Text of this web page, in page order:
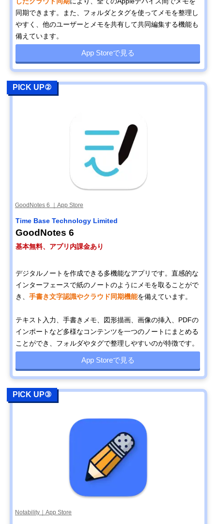
同期できます。また、フォルダとタグを使ってメモを整理し
やすく、他のユーザーとメモを共有して共同編集する機能も
備えています。
App Storeで見る
PICK UP②
GoodNotes 6 ｜App Store
Time Base Technology Limited
GoodNotes 6
基本無料、アプリ内課金あり
デジタルノートを作成できる多機能なアプリです。直感的な
インターフェースで紙のノートのようにメモを取ることがで
き、 手書き文字認識やクラウド同期機能を備えています。
テキスト入力、手書きメモ、図形描画、画像の挿入、PDFの
インポートなど多様なコンテンツを一つのノートにまとめる
ことができ、フォルダやタグで整理しやすいのが特徴です。
App Storeで見る
PICK UP③
Notability｜App Store